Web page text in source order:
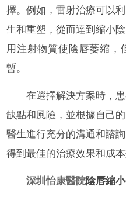
擇。例如，雷射治療可以
生和重塑，從而達到縮小
用注射物質使陰唇萎縮，
暫。
在選擇解決方案時，
缺點和風險，並根據自己
醫生進行充分的溝通和諮
得到最佳的治療效果和成本
深圳怡康醫院陰唇縮